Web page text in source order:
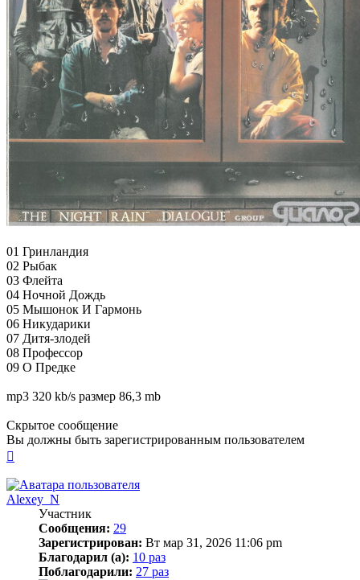
01 Гринландия
02 Рыбак
03 Флейта
04 Ночной Дождь
05 Мышонок И Гармонь
06 Никударики
07 Дитя-злодей
08 Профессор
09 О Предке
mp3 320 kb/s размер 86,3 mb
Скрытое сообщение
Вы должны быть зарегистрированным пользователем
началу
Alexey_N
Участник
Сообщения: 29
Зарегистрирован: Вт мар 31, 2026 11:06 pm
Благодарил (а): 10 раз
Поблагодарили: 27 раз